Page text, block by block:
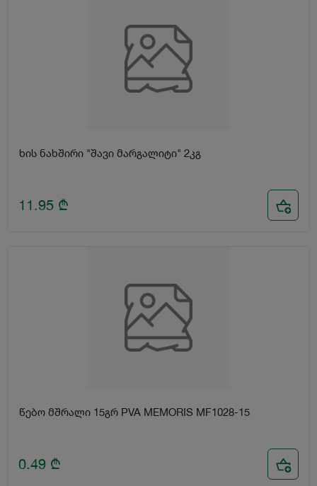
ხის ნახშირი "შავი მარგალიტი" 2კგ
11.95 ₾
წებო მშრალი 15გრ PVA MEMORIS MF1028-15
0.49 ₾